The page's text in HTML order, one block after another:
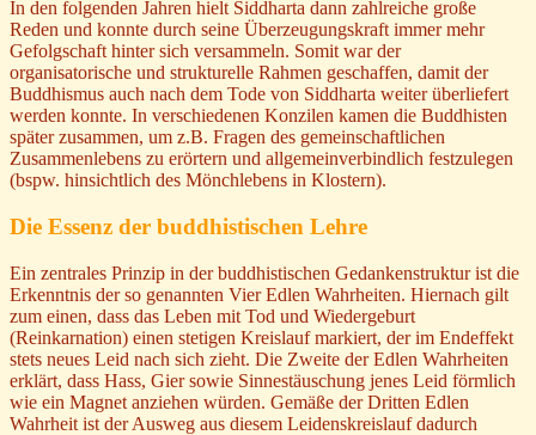
In den folgenden Jahren hielt Siddharta dann zahlreiche große
Reden und konnte durch seine Überzeugungskraft immer mehr
Gefolgschaft hinter sich versammeln. Somit war der
organisatorische und strukturelle Rahmen geschaffen, damit der
Buddhismus auch nach dem Tode von Siddharta weiter überliefert
werden konnte. In verschiedenen Konzilen kamen die Buddhisten
später zusammen, um z.B. Fragen des gemeinschaftlichen
Zusammenlebens zu erörtern und allgemeinverbindlich festzulegen
(bspw. hinsichtlich des Mönchlebens in Klostern).
Die Essenz der buddhistischen Lehre
Ein zentrales Prinzip in der buddhistischen Gedankenstruktur ist die
Erkenntnis der so genannten Vier Edlen Wahrheiten. Hiernach gilt
zum einen, dass das Leben mit Tod und Wiedergeburt
(Reinkarnation) einen stetigen Kreislauf markiert, der im Endeffekt
stets neues Leid nach sich zieht. Die Zweite der Edlen Wahrheiten
erklärt, dass Hass, Gier sowie Sinnestäuschung jenes Leid förmlich
wie ein Magnet anziehen würden. Gemäße der Dritten Edlen
Wahrheit ist der Ausweg aus diesem Leidenskreislauf dadurch